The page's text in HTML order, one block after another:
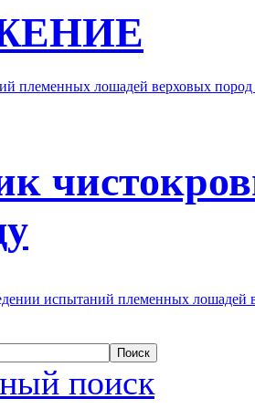
племенных лошадей верховых
испытаний племенных лошадей
поиск